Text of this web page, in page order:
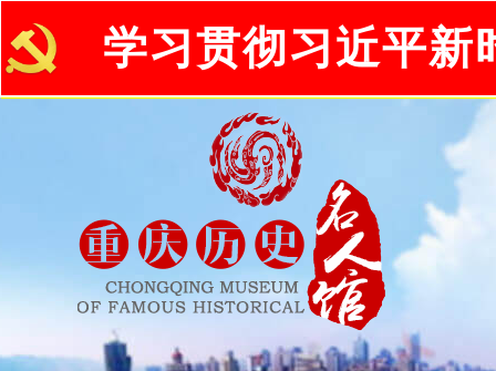
学习贯彻习近平新